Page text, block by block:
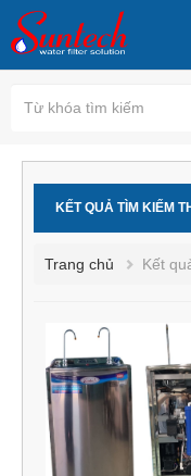
KẾT QUẢ TÌM KIẾM
Trang chủ Kết